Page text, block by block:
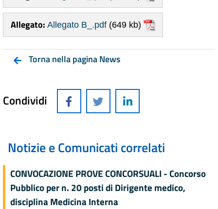
Allegato: Allegato B_.pdf (649 kb)
Torna nella pagina News
Condividi
Notizie e Comunicati correlati
CONVOCAZIONE PROVE CONCORSUALI - Concorso
Pubblico per n. 20 posti di Dirigente medico,
disciplina Medicina Interna